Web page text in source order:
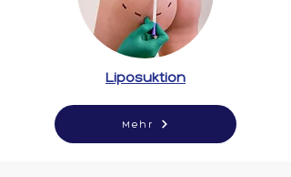
Liposuktion
Mehr